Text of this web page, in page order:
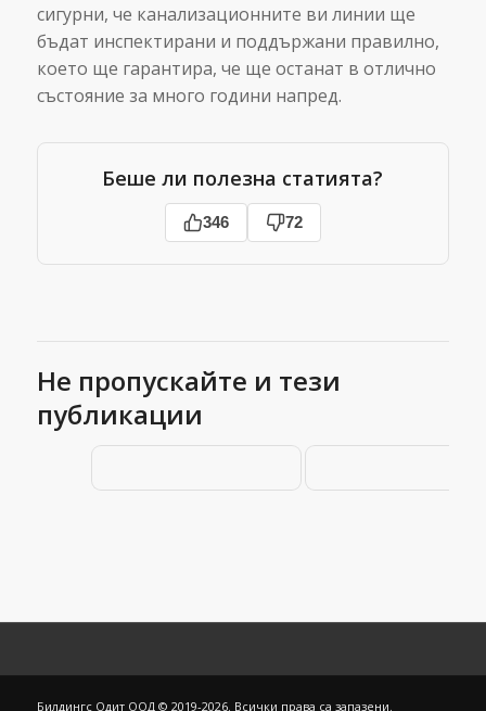
сигурни, че канализационните ви линии ще
бъдат инспектирани и поддържани правилно,
което ще гарантира, че ще останат в отлично
състояние за много години напред.
Беше ли полезна статията?
346 72
Не пропускайте и тези
публикации
Как да
отпушите
сам“ ВиК
Билдингс Одит ООД © 2019-2026. Всички права са запазени.